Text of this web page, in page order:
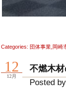
Categories: 団体事業, 岡崎
不燃木
Posted
12
12月